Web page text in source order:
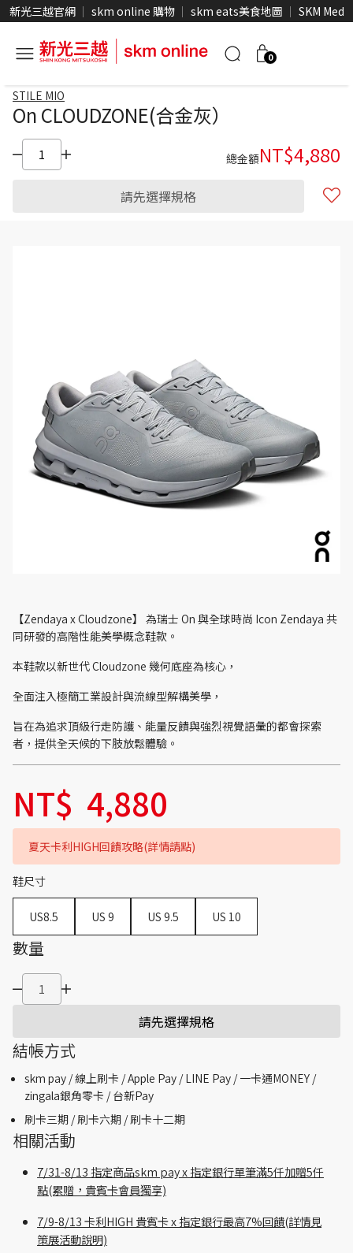
新光三越官網 skm online 購物 skm eats美食地圖 SKM Media
0
STILE MIO
On CLOUDZONE(合金灰）
總金額NT$4,880
請先選擇規格
【Zendaya x Cloudzone】 為瑞士 On 與全球時尚 Icon Zendaya 共
同研發的高階性能美學概念鞋款。
本鞋款以新世代 Cloudzone 幾何底座為核心，
全面注入極簡工業設計與流線型解構美學，
旨在為追求頂級行走防護、能量反饋與強烈視覺語彙的都會探索
者，提供全天候的下肢放鬆體驗。
NT$ 4,880
夏天卡利HIGH回饋攻略(詳情請點)
鞋尺寸
US8.5 US 9 US 9.5 US 10
數量
請先選擇規格
結帳方式
skm pay /線上刷卡 / Apple Pay /LINE Pay / 一卡通MONEY /
zingala銀角零卡 /台新Pay
刷卡三期 /刷卡六期 /刷卡十二期
相關活動
7/31-8/13 指定商品skm pay x 指定銀行單筆滿5仟加贈5仟
點(累贈，貴賓卡會員獨享)
7/9-8/13 卡利HIGH 貴賓卡 x 指定銀行最高7%回饋(詳情見
策展活動說明)